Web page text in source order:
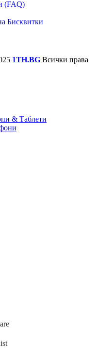
(FAQ)
Бисквитки
1TH.BG Всички права
& Таблети